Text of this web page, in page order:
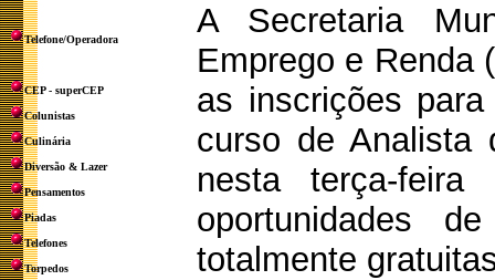
Telefone/Operadora
CEP - superCEP
Colunistas
Culinária
Diversão & Lazer
Pensamentos
Piadas
Telefones
Torpedos
A Secretaria
Emprego e Renda
as inscrições
curso de Analista
nesta terça-feira
oportunidades
totalmente